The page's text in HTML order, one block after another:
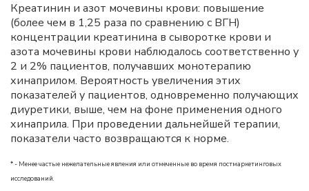
Креатинин и азот мочевины крови: повышение
(более чем в 1,25 раза по сравнению с ВГН)
концентрации креатинина в сыворотке крови и
азота мочевины крови наблюдалось соответственно у
2 и 2% пациентов, получавших монотерапию
хинаприлом. Вероятность увеличения этих
показателей у пациентов, одновременно получающих
диуретики, выше, чем на фоне применения одного
хинаприла. При проведении дальнейшей терапии,
показатели часто возвращаются к норме.
* - Менее частые нежелательные явления или отмеченные во время постмаркетинговых
исследований.